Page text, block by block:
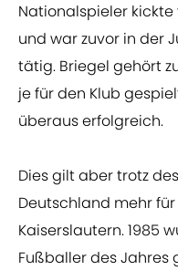
Nationalspieler kickte
und war zuvor in der
tätig. Briegel gehört
je für den Klub
überaus erfolgreich.
Dies gilt aber trotz
Deutschland mehr
Kaiserslautern. 1985
Fußballer des Jahres